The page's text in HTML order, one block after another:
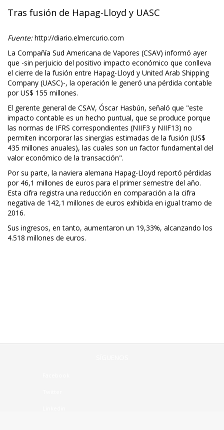
Tras fusión de Hapag-Lloyd y UASC
Fuente:http://diario.elmercurio.com
La Compañía Sud Americana de Vapores (CSAV) informó ayer
que -sin perjuicio del positivo impacto económico que conlleva
el cierre de la fusión entre Hapag-Lloyd y United Arab Shipping
Company (UASC)-, la operación le generó una pérdida contable
por US$ 155 millones.
El gerente general de CSAV, Óscar Hasbún, señaló que "este
impacto contable es un hecho puntual, que se produce porque
las normas de IFRS correspondientes (NIIF3 y NIIF13) no
permiten incorporar las sinergias estimadas de la fusión (US$
435 millones anuales), las cuales son un factor fundamental del
valor económico de la transacción".
Por su parte, la naviera alemana Hapag-Lloyd reportó pérdidas
por 46,1 millones de euros para el primer semestre del año.
Esta cifra registra una reducción en comparación a la cifra
negativa de 142,1 millones de euros exhibida en igual tramo de
2016.
Sus ingresos, en tanto, aumentaron un 19,33%, alcanzando los
4.518 millones de euros.